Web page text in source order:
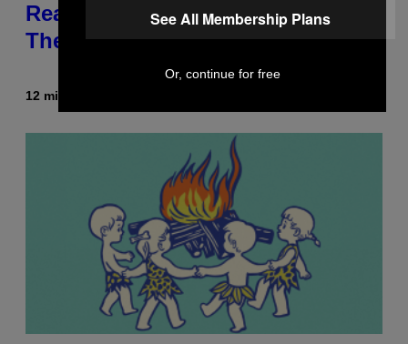
Reasons Couples End Up in
Therapy, According to an Expert
12 minutes ago
See All Membership Plans
Or, continue for free